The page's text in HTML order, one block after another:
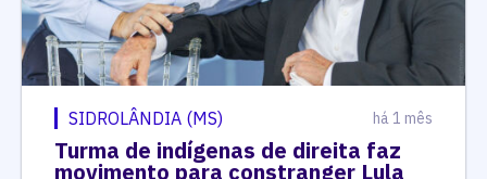
SIDROLÂNDIA (MS) há 1 mês
Turma de indígenas de direita faz
movimento para constranger Lula